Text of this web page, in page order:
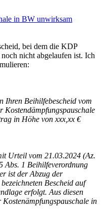
in BW unwirksam
bei dem die KDP
nicht abgelaufen ist. Ich
Ihren Beihilfebescheid vom
Kostendämpfungspauschale
in Höhe von xxx,xx €
Urteil vom 21.03.2024 (Az.
Abs. 1 Beihilfeverordnung
ist der Abzug der
Bescheid auf
erfolgt. Aus diesen
in